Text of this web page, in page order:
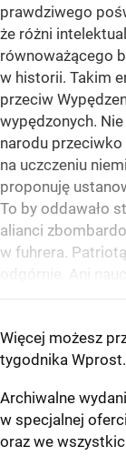
prawdziwego
że różni
równoważącego
w historii. Takim
przeciw
wypędzonych.
narodu
na uczczeniu
proponuję
To by oddawało
alianci
w fuhrera.
odgórnie. Ani
Więcej możesz
tygodnika Wprost.
Archiwalne
w specjalnej
oraz we